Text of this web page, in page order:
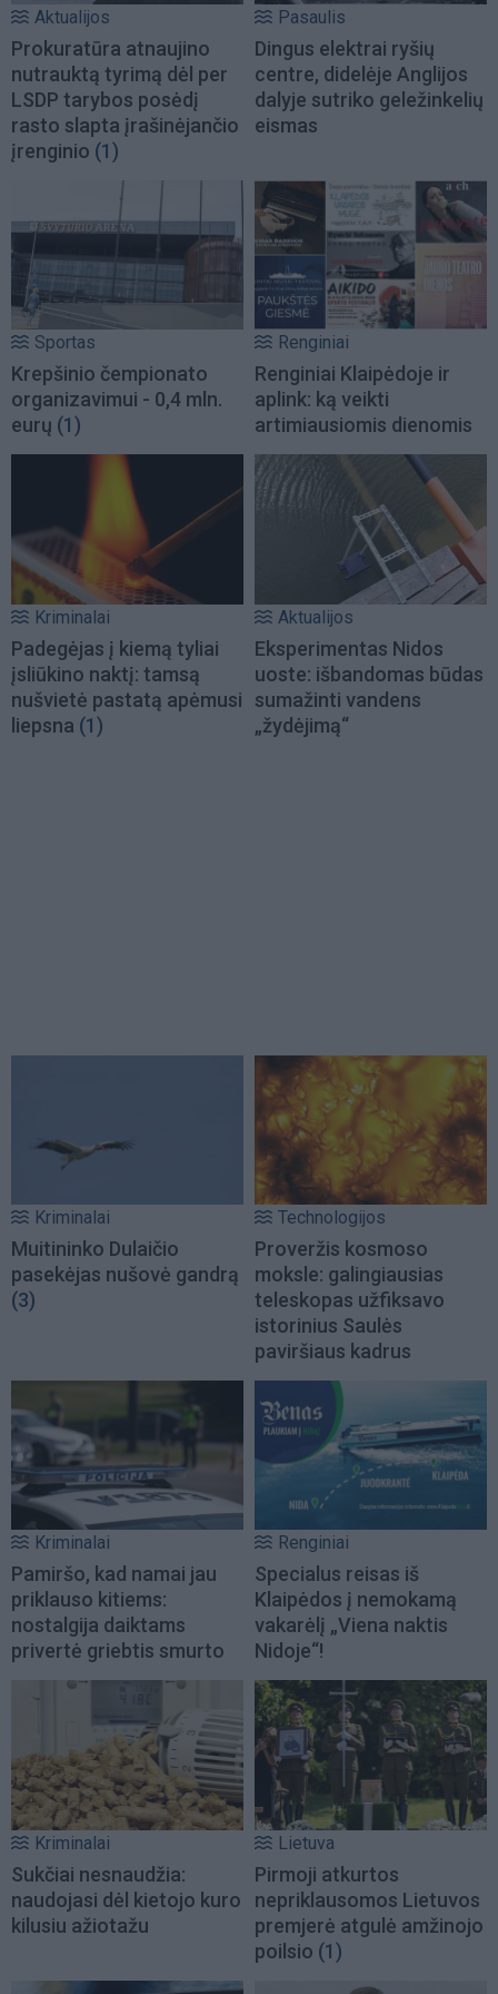
Aktualijos
Prokuratūra atnaujino
nutrauktą tyrimą dėl per
LSDP tarybos posėdį
rasto slapta įrašinėjančio
įrenginio (1)
Pasaulis
Dingus elektrai ryšių
centre, didelėje Anglijos
dalyje sutriko geležinkelių
eismas
Sportas
Krepšinio čempionato
organizavimui - 0,4 mln.
eurų (1)
Renginiai
Renginiai Klaipėdoje ir
aplink: ką veikti
artimiausiomis dienomis
Kriminalai
Padegėjas į kiemą tyliai
įsliūkino naktį: tamsą
nušvietė pastatą apėmusi
liepsna (1)
Aktualijos
Eksperimentas Nidos
uoste: išbandomas būdas
sumažinti vandens
„žydėjimą“
Kriminalai
Muitininko Dulaičio
pasekėjas nušovė gandrą
(3)
Technologijos
Proveržis kosmoso
moksle: galingiausias
teleskopas užfiksavo
istorinius Saulės
paviršiaus kadrus
Kriminalai
Pamiršo, kad namai jau
priklauso kitiems:
nostalgija daiktams
privertė griebtis smurto
Renginiai
Specialus reisas iš
Klaipėdos į nemokamą
vakarėlį „Viena naktis
Nidoje“!
Kriminalai
Sukčiai nesnaudžia:
naudojasi dėl kietojo kuro
kilusiu ažiotažu
Lietuva
Pirmoji atkurtos
nepriklausomos Lietuvos
premjerė atgulė amžinojo
poilsio (1)